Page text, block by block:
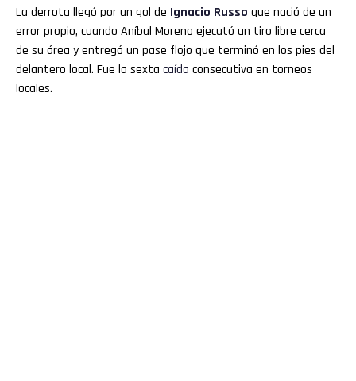
La derrota llegó por un gol de Ignacio Russo que nació de un
error propio, cuando Aníbal Moreno ejecutó un tiro libre cerca
de su área y entregó un pase flojo que terminó en los pies del
delantero local. Fue la sexta caída consecutiva en torneos
locales.